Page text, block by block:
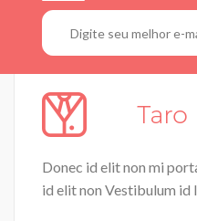
Donec id elit non mi
id elit non Vestibulum id